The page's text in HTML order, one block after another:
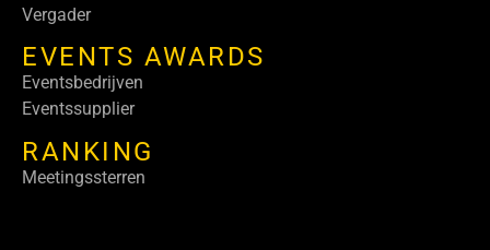
Vergader
EVENTS AWARDS
Eventsbedrijven
Eventssupplier
RANKING
Meetingssterren